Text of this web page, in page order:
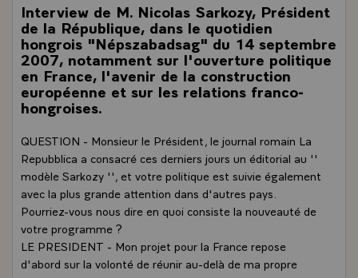
Interview de M. Nicolas Sarkozy, Président
de la République, dans le quotidien
hongrois "Népszabadsag" du 14 septembre
2007, notamment sur l'ouverture politique
en France, l'avenir de la construction
européenne et sur les relations franco-
hongroises.
QUESTION - Monsieur le Président, le journal romain La
Repubblica a consacré ces derniers jours un éditorial au ''
modèle Sarkozy '', et votre politique est suivie également
avec la plus grande attention dans d'autres pays.
Pourriez-vous nous dire en quoi consiste la nouveauté de
votre programme ?
LE PRESIDENT - Mon projet pour la France repose
d'abord sur la volonté de réunir au-delà de ma propre